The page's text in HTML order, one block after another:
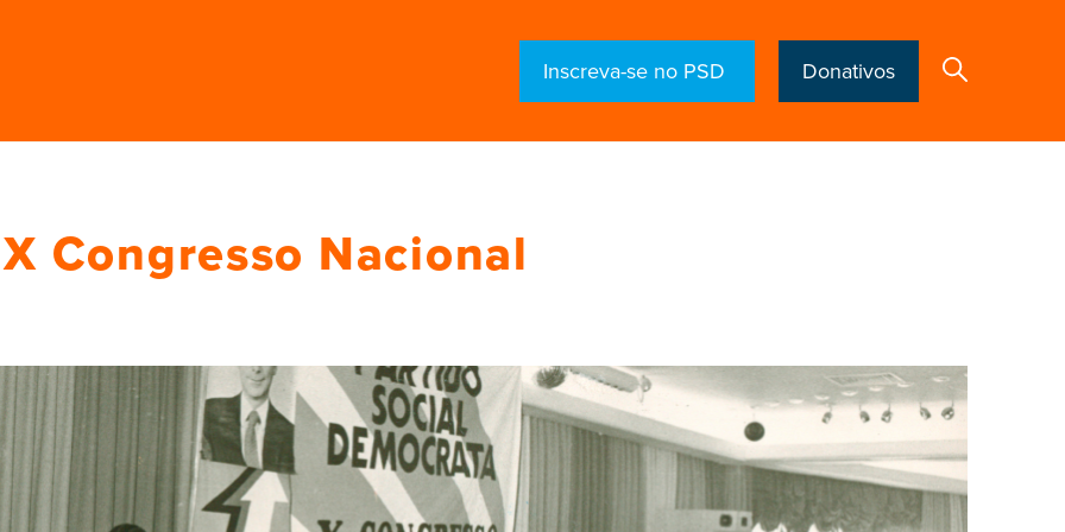
Inscreva-se no PSD Donativos
X Congresso Nacional